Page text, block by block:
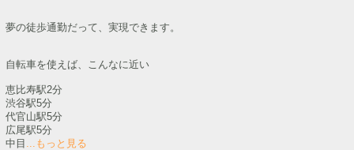
夢の徒歩通勤だって、実現できます。
自転車を使えば、こんなに近い
恵比寿駅2分
渋谷駅5分
代官山駅5分
広尾駅5分
中目
...もっと見る